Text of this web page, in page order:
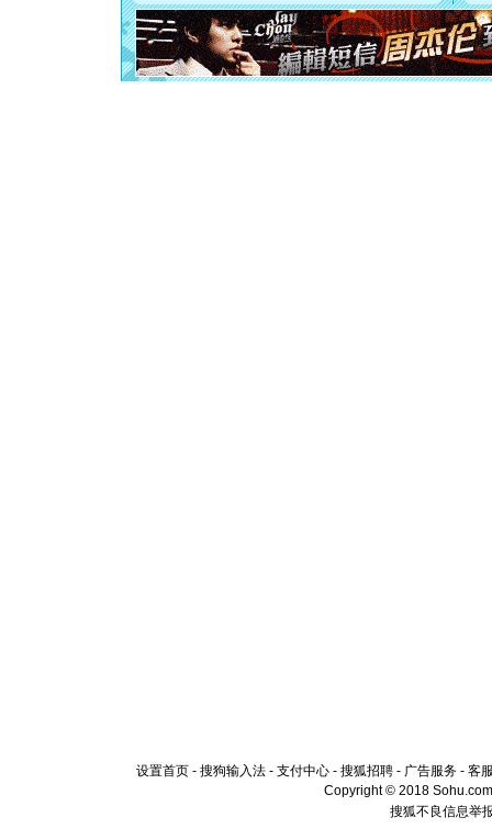
[元旦]如
起；二是
离。水晶
[元旦]当
泣，这痛
设置首页 - 搜狗输入法 - 支付中心 - 搜狐招聘 - 广告服务 - 客
Copyright © 2018
搜狐不良信息举